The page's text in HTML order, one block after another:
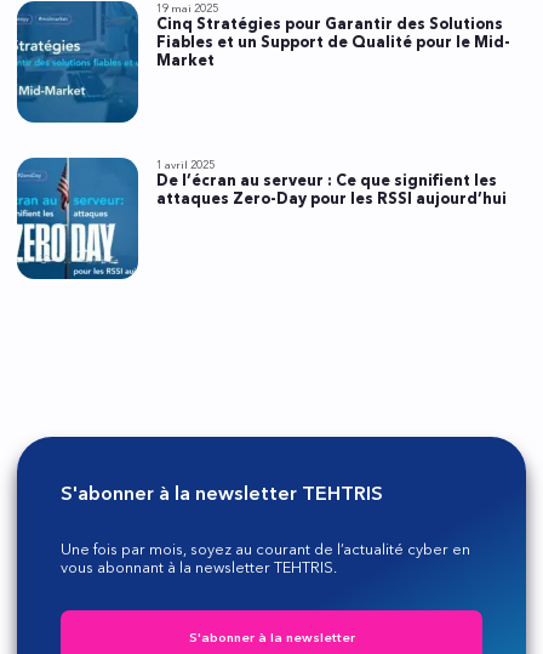
19 mai 2025
Cinq Stratégies pour Garantir des Solutions
Fiables et un Support de Qualité pour le Mid-
Market
1 avril 2025
De l’écran au serveur : Ce que signifient les
attaques Zero-Day pour les RSSI aujourd’hui
S'abonner à la newsletter TEHTRIS
Une fois par mois, soyez au courant de l’actualité cyber en
vous abonnant à la newsletter TEHTRIS.
S'abonner à la newsletter